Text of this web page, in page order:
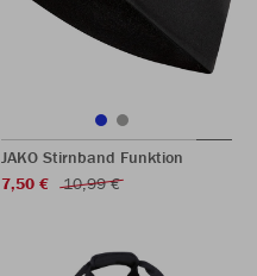
JAKO Stirnband Funktion
7,50 €
10,99 €